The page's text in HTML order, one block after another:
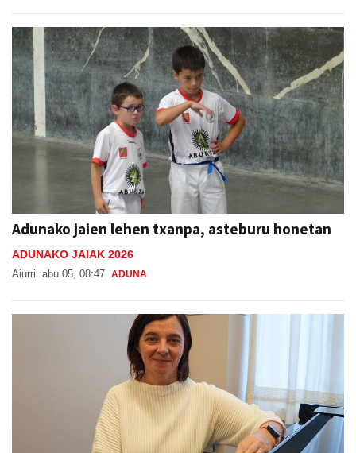
Adunako jaien lehen txanpa, asteburu honetan
ADUNAKO JAIAK 2026
Aiurri abu 05, 08:47 ADUNA